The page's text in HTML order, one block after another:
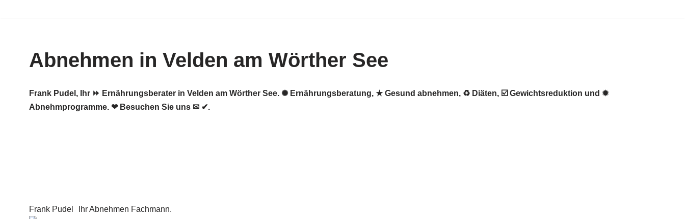
springenAbnehmen in Velden am Wörther See
Frank Pudel, Ihr ⏩ Ernährungsberater in Velden am Wörther See. ✺ Ernährungsberatung, ★ Gesund abnehmen, ♻ Diäten, ☑️ Gewichtsreduktion und ✹
Abnehmprogramme. ❤ Besuchen Sie uns ✉ ✔.
Frank Pudel Ihr Abnehmen Fachmann.